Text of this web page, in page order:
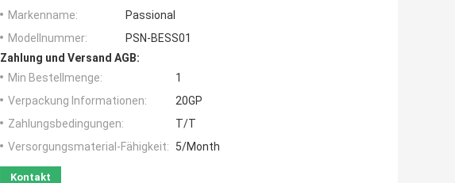
Markenname:
Passional
Modellnummer:
PSN-BESS01
Zahlung und Versand AGB:
Min Bestellmenge:
1
Verpackung Informationen:
20GP
Zahlungsbedingungen:
T/T
Versorgungsmaterial-Fähigkeit:
5/Month
Kontakt